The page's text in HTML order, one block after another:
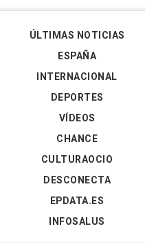
ÚLTIMAS NOTICIAS
ESPAÑA
INTERNACIONAL
DEPORTES
VÍDEOS
CHANCE
CULTURAOCIO
DESCONECTA
EPDATA.ES
INFOSALUS